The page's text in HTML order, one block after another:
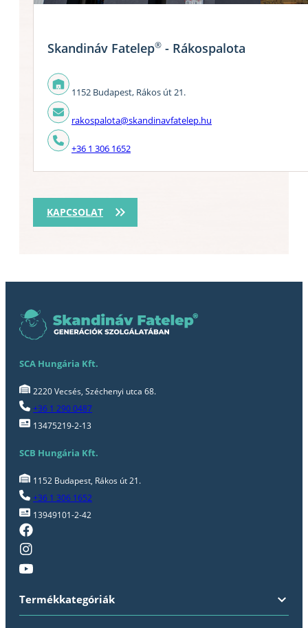
KAPCSOLAT
Skandináv Fatelep® - Rákospalota
1152 Budapest, Rákos út 21.
rakospalota@skandinavfatelep.hu
+36 1 306 1652
SCA Hungária Kft.
2220 Vecsés, Széchenyi utca 68.
+36 1 290 0487
13475219-2-13
SCB Hungária Kft.
1152 Budapest, Rákos út 21.
+36 1 306 1652
13949101-2-42
Termékkategóriák